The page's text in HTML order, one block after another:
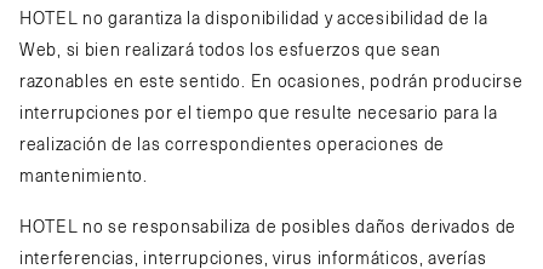
HOTEL no garantiza la disponibilidad y accesibilidad de la
Web, si bien realizará todos los esfuerzos que sean
razonables en este sentido. En ocasiones, podrán producirse
interrupciones por el tiempo que resulte necesario para la
realización de las correspondientes operaciones de
mantenimiento.
HOTEL no se responsabiliza de posibles daños derivados de
interferencias, interrupciones, virus informáticos, averías